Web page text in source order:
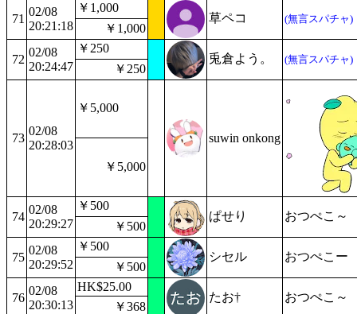
71
02/08
20:21:18
￥1,000
草ペコ (無言スパチャ)
￥1,000
72
02/08
20:24:47
￥250
兎倉よう。 (無言スパチャ)
￥250
73
02/08
20:28:03
￥5,000
suwin onkong
￥5,000
74
02/08
20:29:27
￥500
ぱせり おつぺこ～
￥500
75
02/08
20:29:52
￥500
シセル おつぺこー
￥500
76
02/08
20:30:13
HK$25.00
たお† おつぺこ～
￥368